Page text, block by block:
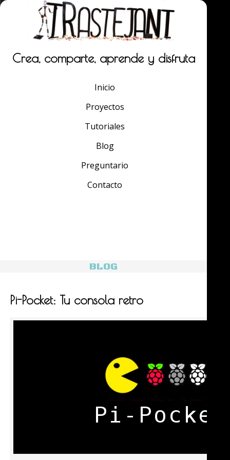
Crea, comparte, aprende y disfruta
Inicio
Proyectos
Tutoriales
Blog
Preguntario
Contacto
BLOG
Pi-Pocket: Tu consola retro